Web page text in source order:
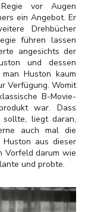
vor Augen
ein Angebot. Er
Drehbücher
führen lassen
angesichts der
und dessen
Huston kaum
Verfügung. Womit
B-Movie-
war. Dass
sollte, liegt daran,
auch mal die
aus dieser
Vorfeld darum wie
und probte.